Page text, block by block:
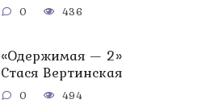
0 436
«Одержимая — 2»
Стася Вертинская
0 494